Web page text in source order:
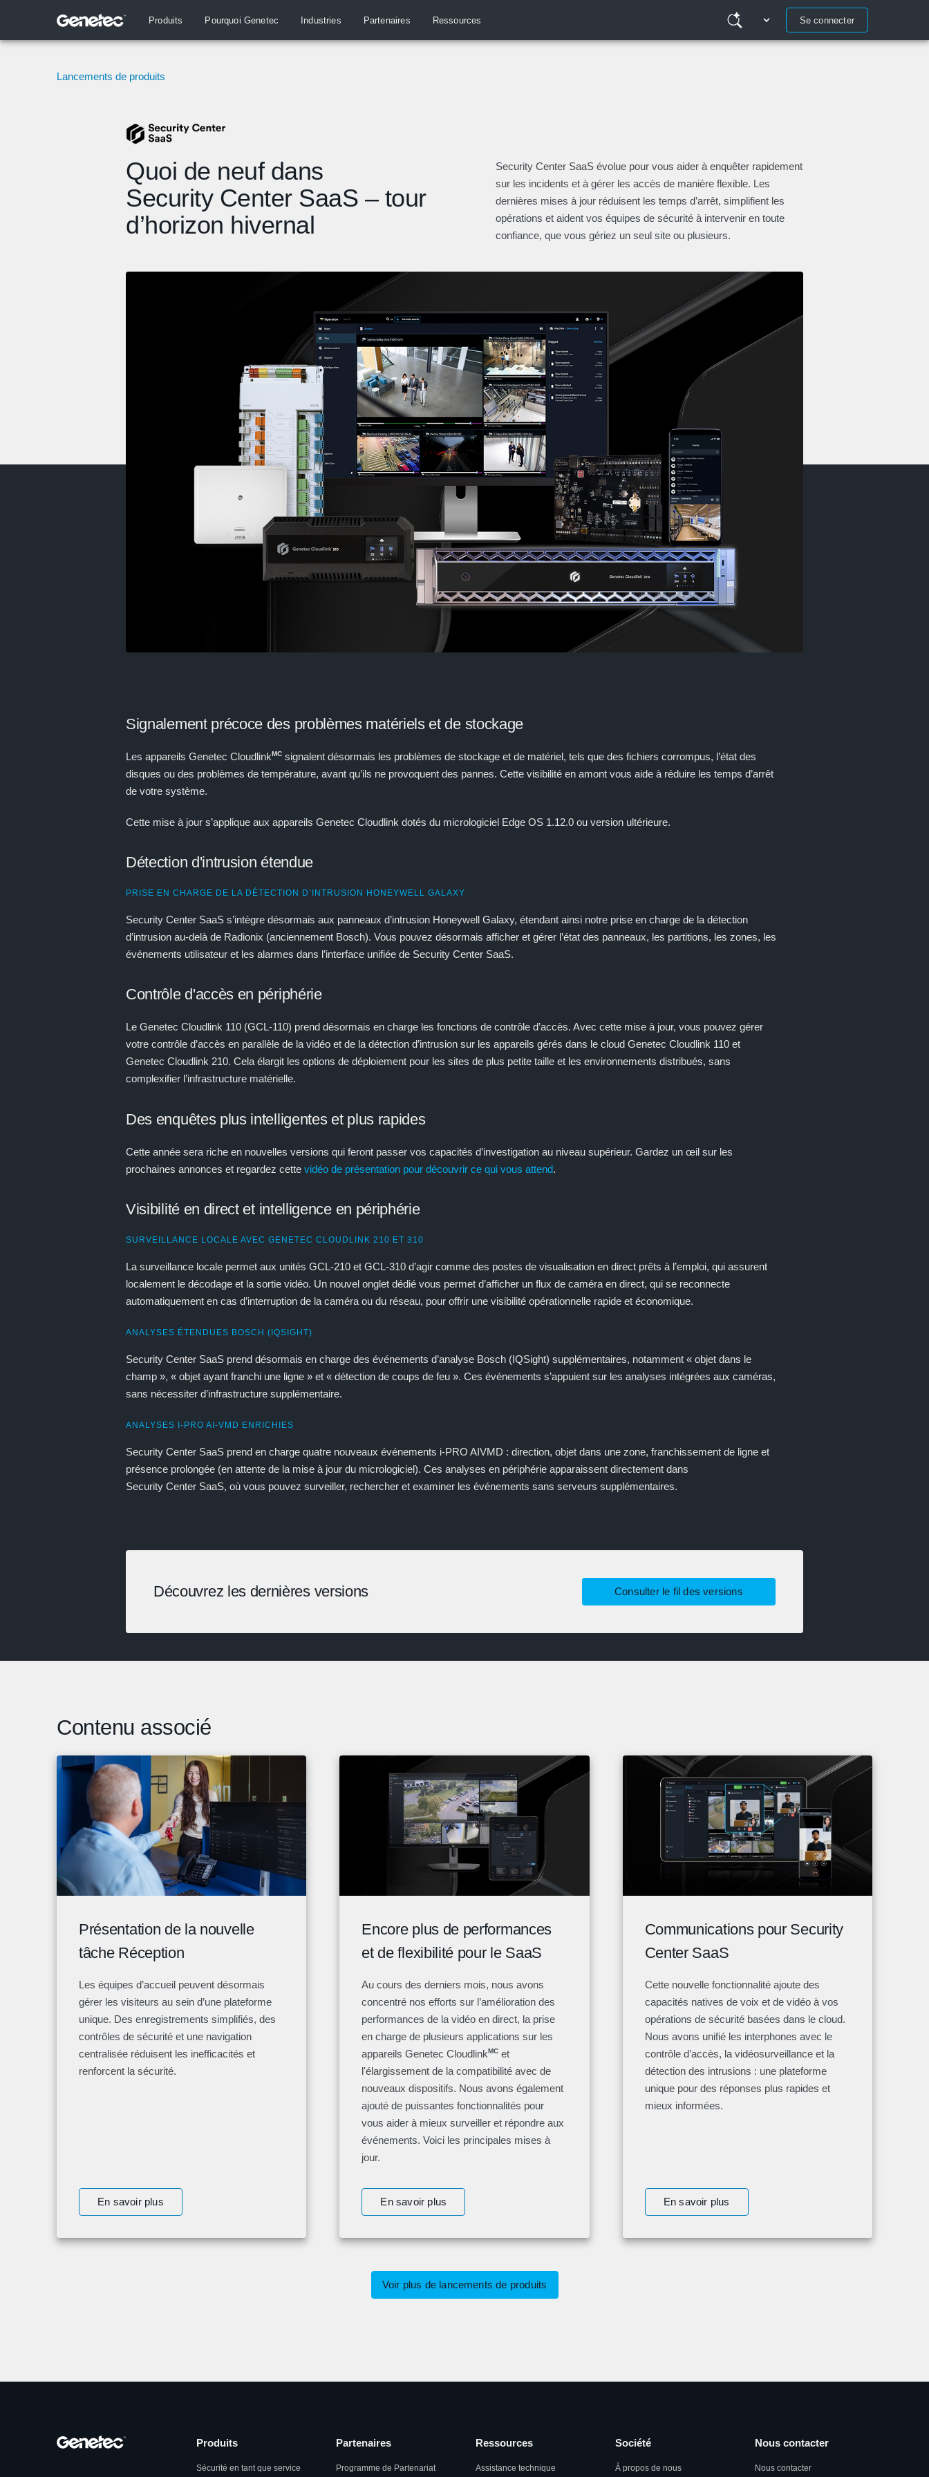
Produits Pourquoi Genetec Industries Partenaires Ressources Se connecter
Lancements de produits
Quoi de neuf dans
Security Center SaaS – tour
d’horizon hivernal
Security Center SaaS évolue pour vous aider à enquêter rapidement
sur les incidents et à gérer les accès de manière flexible. Les
dernières mises à jour réduisent les temps d’arrêt, simplifient les
opérations et aident vos équipes de sécurité à intervenir en toute
confiance, que vous gériez un seul site ou plusieurs.
Signalement précoce des problèmes matériels et de stockage
Les appareils Genetec CloudlinkMC signalent désormais les problèmes de stockage et de matériel, tels que des fichiers corrompus, l’état des
disques ou des problèmes de température, avant qu’ils ne provoquent des pannes. Cette visibilité en amont vous aide à réduire les temps d’arrêt
de votre système.
Cette mise à jour s’applique aux appareils Genetec Cloudlink dotés du micrologiciel Edge OS 1.12.0 ou version ultérieure.
Détection d'intrusion étendue
PRISE EN CHARGE DE LA DÉTECTION D’INTRUSION HONEYWELL GALAXY
Security Center SaaS s’intègre désormais aux panneaux d’intrusion Honeywell Galaxy, étendant ainsi notre prise en charge de la détection
d’intrusion au-delà de Radionix (anciennement Bosch). Vous pouvez désormais afficher et gérer l’état des panneaux, les partitions, les zones, les
événements utilisateur et les alarmes dans l’interface unifiée de Security Center SaaS.
Contrôle d'accès en périphérie
Le Genetec Cloudlink 110 (GCL-110) prend désormais en charge les fonctions de contrôle d’accès. Avec cette mise à jour, vous pouvez gérer
votre contrôle d’accès en parallèle de la vidéo et de la détection d’intrusion sur les appareils gérés dans le cloud Genetec Cloudlink 110 et
Genetec Cloudlink 210. Cela élargit les options de déploiement pour les sites de plus petite taille et les environnements distribués, sans
complexifier l’infrastructure matérielle.
Des enquêtes plus intelligentes et plus rapides
Cette année sera riche en nouvelles versions qui feront passer vos capacités d’investigation au niveau supérieur. Gardez un œil sur les
prochaines annonces et regardez cette vidéo de présentation pour découvrir ce qui vous attend.
Visibilité en direct et intelligence en périphérie
SURVEILLANCE LOCALE AVEC GENETEC CLOUDLINK 210 ET 310
La surveillance locale permet aux unités GCL-210 et GCL-310 d’agir comme des postes de visualisation en direct prêts à l’emploi, qui assurent
localement le décodage et la sortie vidéo. Un nouvel onglet dédié vous permet d’afficher un flux de caméra en direct, qui se reconnecte
automatiquement en cas d’interruption de la caméra ou du réseau, pour offrir une visibilité opérationnelle rapide et économique.
ANALYSES ÉTENDUES BOSCH (IQSIGHT)
Security Center SaaS prend désormais en charge des événements d’analyse Bosch (IQSight) supplémentaires, notamment « objet dans le
champ », « objet ayant franchi une ligne » et « détection de coups de feu ». Ces événements s’appuient sur les analyses intégrées aux caméras,
sans nécessiter d’infrastructure supplémentaire.
ANALYSES I-PRO AI-VMD ENRICHIES
Security Center SaaS prend en charge quatre nouveaux événements i-PRO AIVMD : direction, objet dans une zone, franchissement de ligne et
présence prolongée (en attente de la mise à jour du micrologiciel). Ces analyses en périphérie apparaissent directement dans
Security Center SaaS, où vous pouvez surveiller, rechercher et examiner les événements sans serveurs supplémentaires.
Découvrez les dernières versions Consulter le fil des versions
Contenu associé
Présentation de la nouvelle
tâche Réception
Les équipes d’accueil peuvent désormais
gérer les visiteurs au sein d’une plateforme
unique. Des enregistrements simplifiés, des
contrôles de sécurité et une navigation
centralisée réduisent les inefficacités et
renforcent la sécurité.
En savoir plus
Encore plus de performances
et de flexibilité pour le SaaS
Au cours des derniers mois, nous avons
concentré nos efforts sur l’amélioration des
performances de la vidéo en direct, la prise
en charge de plusieurs applications sur les
appareils Genetec CloudlinkMC et
l'élargissement de la compatibilité avec de
nouveaux dispositifs. Nous avons également
ajouté de puissantes fonctionnalités pour
vous aider à mieux surveiller et répondre aux
événements. Voici les principales mises à
jour.
En savoir plus
Communications pour Security
Center SaaS
Cette nouvelle fonctionnalité ajoute des
capacités natives de voix et de vidéo à vos
opérations de sécurité basées dans le cloud.
Nous avons unifié les interphones avec le
contrôle d’accès, la vidéosurveillance et la
détection des intrusions : une plateforme
unique pour des réponses plus rapides et
mieux informées.
En savoir plus
Voir plus de lancements de produits
Produits
Sécurité en tant que service
Partenaires
Programme de Partenariat
Ressources
Assistance technique
Société
À propos de nous
Nous contacter
Nous contacter